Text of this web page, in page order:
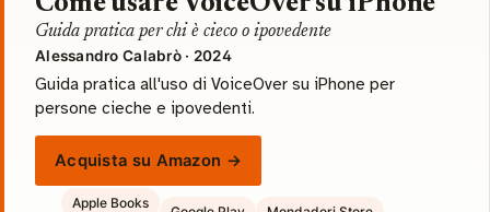
Guida pratica per chi è cieco o ipovedente
Alessandro Calabrò · 2024
Guida pratica all'uso di VoiceOver su iPhone per
persone cieche e ipovedenti.
Acquista su Amazon →
Apple Books